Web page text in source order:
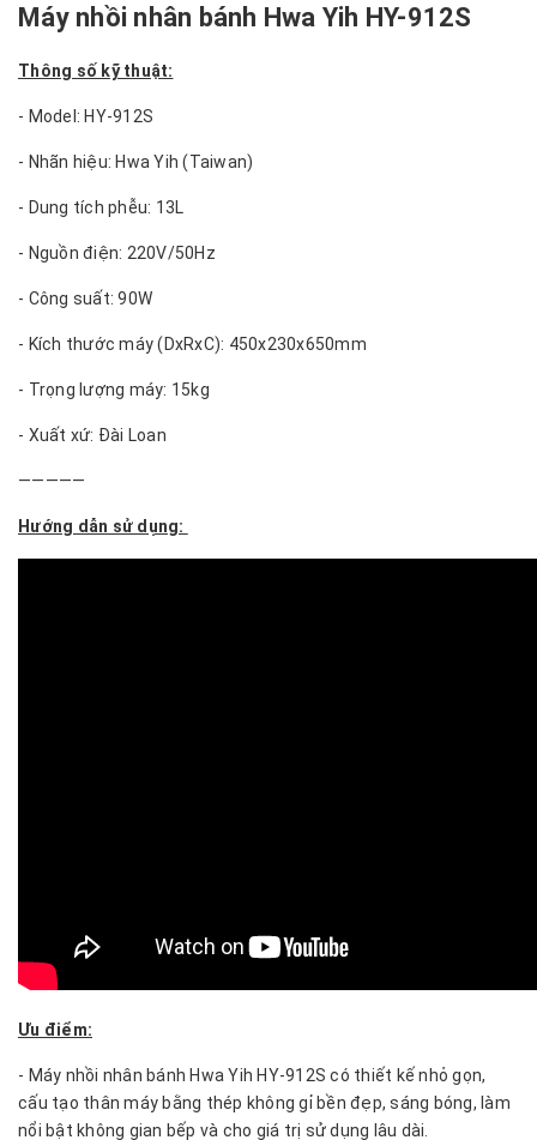
Máy nhồi nhân bánh Hwa Yih HY-912S
Thông số kỹ thuật:
- Model: HY-912S
- Nhãn hiệu: Hwa Yih (Taiwan)
- Dung tích phễu: 13L
- Nguồn điện: 220V/50Hz
- Công suất: 90W
- Kích thước máy (DxRxC): 450x230x650mm
- Trọng lượng máy: 15kg
- Xuất xứ: Đài Loan
—————
Hướng dẫn sử dụng:
Ưu điểm:
- Máy nhồi nhân bánh Hwa Yih HY-912S có thiết kế nhỏ gọn,
cấu tạo thân máy bằng thép không gỉ bền đẹp, sáng bóng, làm
nổi bật không gian bếp và cho giá trị sử dụng lâu dài.